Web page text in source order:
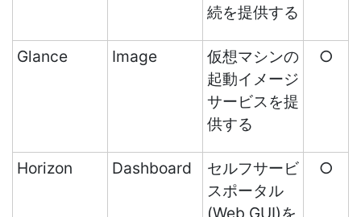
続を提供する
Glance Image
仮想マシンの
起動イメージ
サービスを提
供する
○
Horizon Dashboard
セルフサービ
スポータル
(Web GUI)を
○